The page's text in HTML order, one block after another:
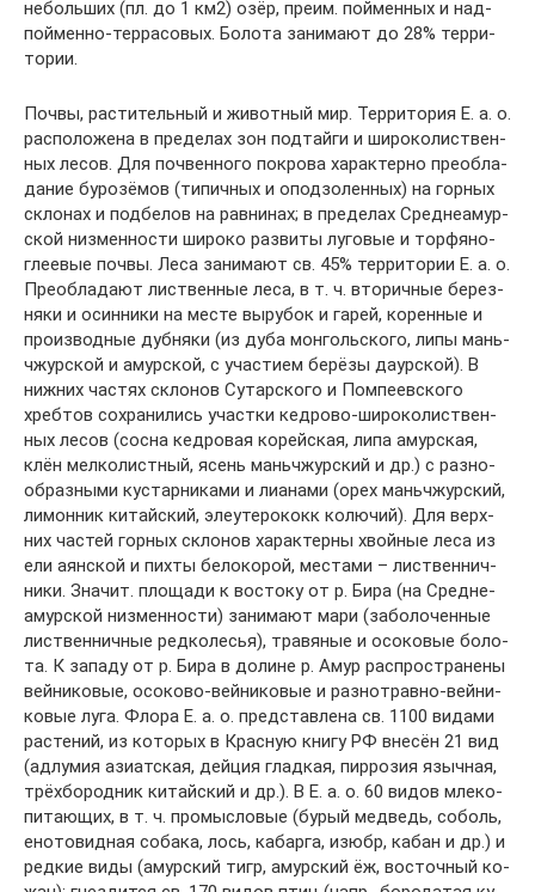
не­боль­ших (пл. до 1 км2) озёр, пре­им. пой­мен­ных и над­
пой­мен­но-тер­ра­со­вых. Бо­ло­та за­ни­ма­ют до 28% тер­ри­
то­рии.
Поч­вы, рас­ти­тель­ный и жи­вот­ный мир. Тер­ри­то­рия Е. а. о.
рас­по­ло­же­на в пре­де­лах зон под­тай­ги и ши­ро­ко­ли­ст­вен­
ных ле­сов. Для поч­вен­но­го по­кро­ва ха­рак­тер­но пре­об­ла­
да­ние бу­ро­зё­мов (ти­пич­ных и опод­зо­лен­ных) на гор­ных
скло­нах и под­бе­лов на рав­ни­нах; в пре­де­лах Сред­не­амур­
ской низ­мен­но­сти ши­ро­ко раз­ви­ты лу­го­вые и тор­фя­но-
глее­вые поч­вы. Ле­са за­ни­ма­ют св. 45% тер­ри­то­рии Е. а. о.
Пре­об­ла­да­ют ли­ст­вен­ные ле­са, в т. ч. вто­рич­ные бе­рез­
ня­ки и осин­ни­ки на мес­те вы­ру­бок и га­рей, ко­рен­ные и
про­из­вод­ные дуб­ня­ки (из ду­ба мон­голь­ско­го, ли­пы мань­
чжур­ской и амур­ской, с уча­сти­ем бе­рё­зы да­ур­ской). В
ниж­них час­тях скло­нов Су­тар­ско­го и Пом­пе­ев­ско­го
хреб­тов со­хра­ни­лись уча­ст­ки кед­ро­во-ши­ро­ко­ли­ст­вен­
ных ле­сов (со­сна кед­ро­вая ко­рей­ская, ли­па амур­ская,
клён мел­ко­ли­ст­ный, ясень мань­чжур­ский и др.) с раз­но­
об­раз­ны­ми кус­тар­ни­ка­ми и лиа­на­ми (орех мань­чжур­ский,
ли­мон­ник ки­тай­ский, эле­уте­ро­кокк ко­лю­чий). Для верх­
них час­тей гор­ных скло­нов ха­рак­тер­ны хвой­ные ле­са из
ели аян­ской и пих­ты бе­ло­ко­рой, мес­та­ми – ли­ст­вен­нич­
ни­ки. Зна­чит. пло­ща­ди к вос­то­ку от р. Би­ра (на Сред­не­
амур­ской низ­мен­но­сти) за­ни­ма­ют ма­ри (за­бо­ло­чен­ные
ли­ст­вен­нич­ные ред­ко­ле­сья), тра­вя­ные и осо­ко­вые бо­ло­
та. К за­па­ду от р. Би­ра в до­ли­не р. Амур рас­про­стра­не­ны
вей­ни­ко­вые, осо­ко­во-вей­ни­ко­вые и раз­но­трав­но-вей­ни­
ко­вые лу­га. Фло­ра Е. а. о. пред­став­ле­на св. 1100 ви­да­ми
рас­те­ний, из ко­то­рых в Крас­ную кни­гу РФ вне­сён 21 вид
(ад­лу­мия ази­ат­ская, дей­ция глад­кая, пир­ро­зия языч­ная,
трёх­бо­род­ник ки­тай­ский и др.). В Е. а. о. 60 ви­дов мле­ко­
пи­таю­щих, в т. ч. про­мы­сло­вые (бу­рый мед­ведь, со­боль,
ено­то­вид­ная со­ба­ка, лось, ка­бар­га, изюбр, ка­бан и др.) и
ред­кие ви­ды (амур­ский тигр, амур­ский ёж, вос­точ­ный ко­